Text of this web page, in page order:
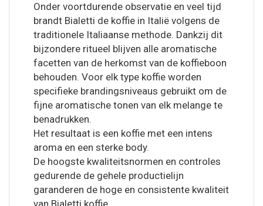
Onder voortdurende observatie en veel tijd
brandt Bialetti de koffie in Italië volgens de
traditionele Italiaanse methode. Dankzij dit
bijzondere ritueel blijven alle aromatische
facetten van de herkomst van de koffieboon
behouden. Voor elk type koffie worden
specifieke brandingsniveaus gebruikt om de
fijne aromatische tonen van elk melange te
benadrukken.
Het resultaat is een koffie met een intens
aroma en een sterke body.
De hoogste kwaliteitsnormen en controles
gedurende de gehele productielijn
garanderen de hoge en consistente kwaliteit
van Bialetti koffie.